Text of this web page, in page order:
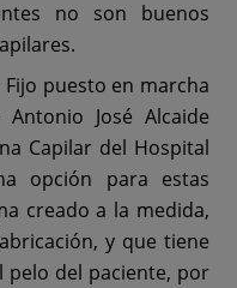
no son buenos
puesto en marcha
José Alcaide
Capilar del Hospital
opción para estas
creado a la medida,
y que tiene
pelo del paciente, por